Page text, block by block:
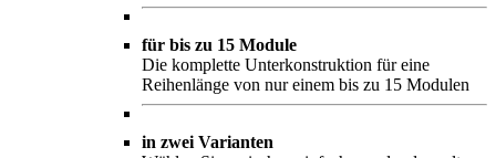
für bis zu 15 Module
Die komplette Unterkonstruktion für eine
Reihenlänge von nur einem bis zu 15 Modulen
in zwei Varianten